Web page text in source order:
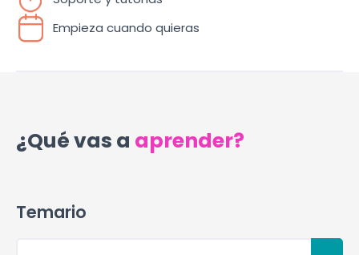
Empieza cuando quieras
¿Qué vas a aprender?
Temario